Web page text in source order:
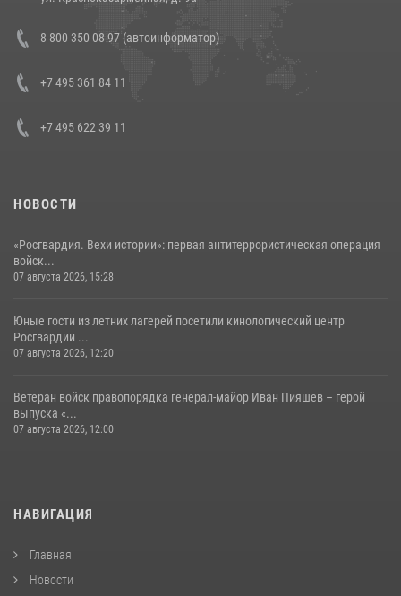
В Росгвардии прошла военно-научная конференция по обобщению
боевого опыта
8 800 350 08 97 (автоинформатор)
+7 495 361 84 11
+7 495 622 39 11
НОВОСТИ
«Росгвардия. Вехи истории»: первая антитеррористическая операция
войск...
07 августа 2026, 15:28
Юные гости из летних лагерей посетили кинологический центр
Росгвардии ...
07 августа 2026, 12:20
Ветеран войск правопорядка генерал-майор Иван Пияшев – герой
выпуска «...
07 августа 2026, 12:00
НАВИГАЦИЯ
Главная
Новости